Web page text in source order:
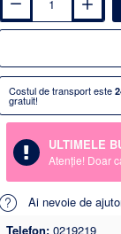
Ai nevoie de
Telefon:0219219
Costul de transport este
gratuit!
ULTIMELE
Atenție! Doar